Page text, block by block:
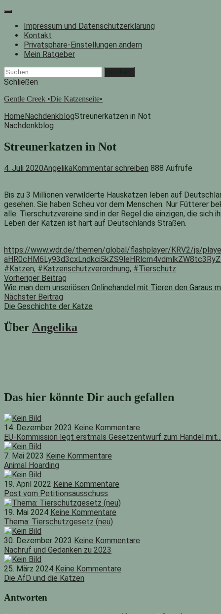
Zum
springenImpressum und Datenschutzerklärung
Kontakt
Privatsphäre-Einstellungen ändern
Mein Ratgeber
Facebook
Instagram
"Suche"-
Button
Suchen
nach:
Schließen
Gentle Creek •Die Katzenseite•
HomeNachdenkblogStreunerkatzen in Not
Nachdenkblog
Streunerkatzen in Not
4. Juli 2020AngelikaKommentar schreiben 888 Aufrufe
Bis zu 3 Millionen verwilderte Hauskatzen leben auf
gesehen. Sie haben Scheu vor dem Menschen. Nur Fütterer
alle. Tierschutzvereine sind in der Regel die einzigen, die sich
Leben der Katzen ist hart auf Deutschlands Straßen.
https://www.wdr.de/themen/global/flashplayer/KRV2/js/
#Katzen, #Katzenschutzverordnung, #Tierschutz
Beitragsnavigation
Vorheriger Beitrag
Beitrag:
Wie man dem unseriösen Onlinehandel mit Tieren den Garaus
Nächster Beitrag
Die Geschichte der Katze
Beitrag:
Über Angelika
Das hier könnte Dir auch gefallen
14. Dezember 2023 Keine Kommentare
EU-Kommission legt erstmals Gesetzentwurf zum Handel
7. Mai 2023 Keine Kommentare
Animal Hoarding
19. April 2022 Keine Kommentare
Post vom Petitionsausschuss
19. Mai 2024 Keine Kommentare
Thema: Tierschutzgesetz (neu)
30. Dezember 2023 Keine Kommentare
Nachruf und Gedanken zu 2023
25. März 2024 Keine Kommentare
Die AfD und die Katzen
Antworten